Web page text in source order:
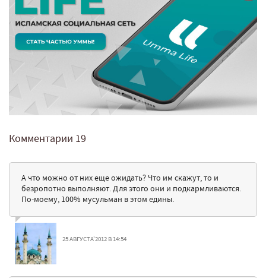
Комментарии 19
А что можно от них еще ожидать? Что им скажут, то и
безропотно выполняют. Для этого они и подкармливаются.
По-моему, 100% мусульман в этом едины.
25 АВГУСТА'2012 В 14:54